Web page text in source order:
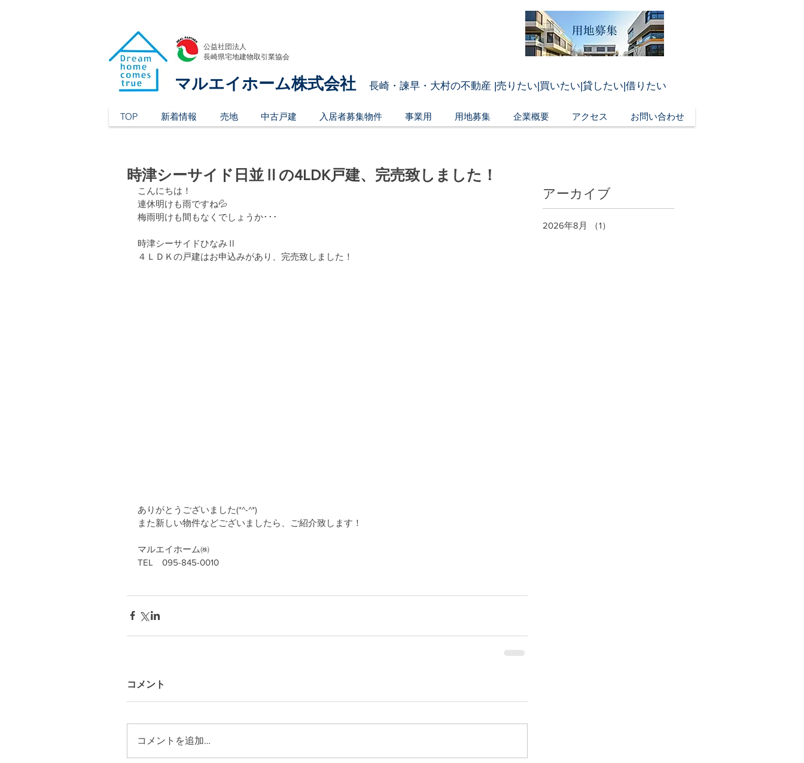
公益社団法人
​長崎県宅地建物取引業協会
マルエイホーム株式会社 長崎・諫早・大村の不動産 |売りたい|買いたい|貸したい|借りたい
TOP 新着情報 売地 中古戸建 入居者募集物件 事業用 用地募集 企業概要 アクセス お問い合わせ
時津シーサイド日並Ⅱの4LDK戸建、完売致しました！
こんにちは！
連休明けも雨ですね💦
梅雨明けも間もなくでしょうか･･･
時津シーサイドひなみⅡ
４ＬＤＫの戸建はお申込みがあり、完売致しました！
ありがとうございました(*^-^*)
また新しい物件などございましたら、ご紹介致します！
マルエイホーム㈱
TEL　095-845-0010
コメント
コメントを追加…
アーカイブ
2026年8月 （1）